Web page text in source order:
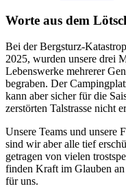
Worte aus dem
Bei der Bergsturz-
2025, wurden unsere drei
Lebenswerke mehrerer
begraben. Der
kann aber sicher für die
zerstörten Talstrasse nicht
Unsere Teams und unsere
sind wir aber alle tief
getragen von vielen
finden Kraft im Glauben
für uns.